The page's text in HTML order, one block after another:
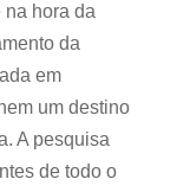
na hora da
da
em
um destino
A pesquisa
de todo o